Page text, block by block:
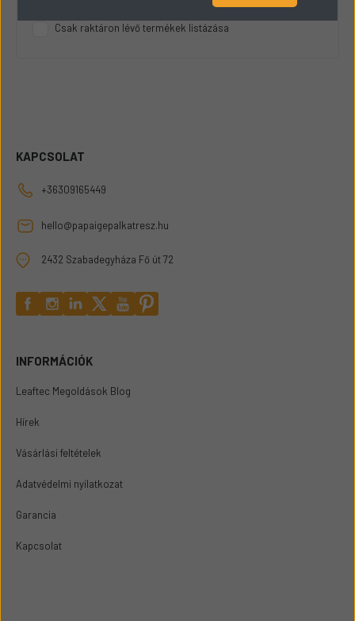
Csak raktáron lévő termékek listázása
KAPCSOLAT
+36309165449
hello@papaigepalkatresz.hu
2432 Szabadegyháza Fő út 72
INFORMÁCIÓK
Leaftec Megoldások Blog
Hírek
Vásárlási feltételek
Adatvédelmi nyilatkozat
Garancia
Kapcsolat